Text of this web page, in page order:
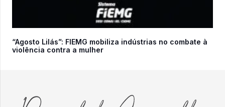
“Agosto Lilás”: FIEMG mobiliza indústrias no combate à
violência contra a mulher